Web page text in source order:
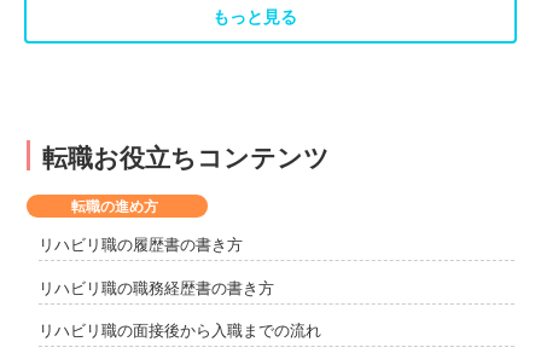
もっと見る
転職お役立ちコンテンツ
転職の進め方
リハビリ職の履歴書の書き方
リハビリ職の職務経歴書の書き方
リハビリ職の面接後から入職までの流れ